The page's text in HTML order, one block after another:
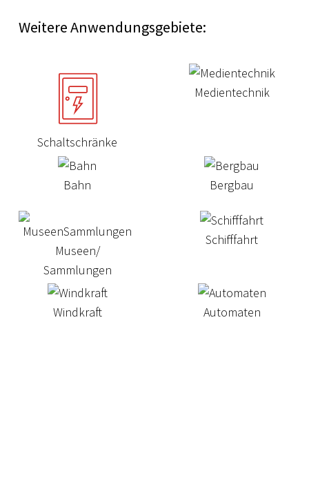
Weitere Anwendungsgebiete:
Schaltschränke
Medientechnik
Bahn Bergbau
Museen/
Sammlungen
Schifffahrt
Windkraft Automaten